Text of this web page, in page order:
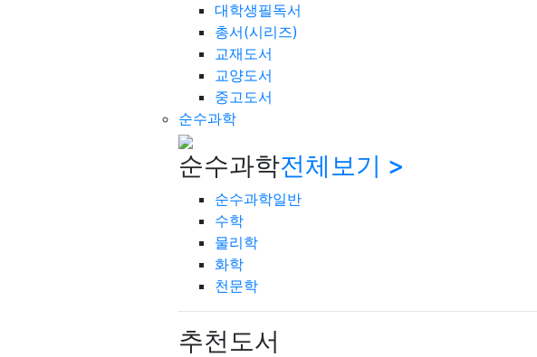
대학생필독서
총서(시리즈)
교재도서
교양도서
중고도서
순수과학
순수과학전체보기 >
순수과학일반
수학
물리학
화학
천문학
추천도서